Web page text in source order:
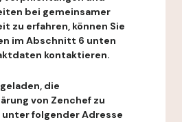
bei gemeinsamer
zu erfahren, können Sie
im Abschnitt 6 unten
kontaktieren.
die
von Zenchef zu
folgender Adresse